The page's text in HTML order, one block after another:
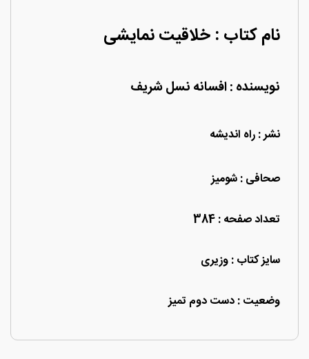
نام کتاب : خلاقیت نمایشی
نویسنده : افسانه نسل شریف
نشر : راه اندیشه
صحافی : شومیز
تعداد صفحه : 384
سایز کتاب : وزیری
وضعیت : دست دوم تمیز